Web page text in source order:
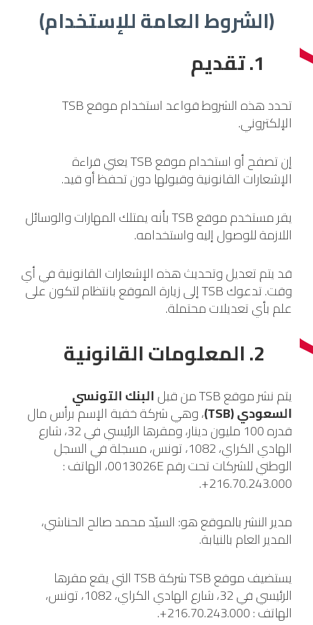
(الشروط العامة للإستخدام)
1. تقديم
تحدد هذه الشروط قواعد استخدام موقع TSB
الإلكتروني.
إن تصفح أو استخدام موقع TSB يعني قراءة
الإشعارات القانونية وقبولها دون تحفظ أو قيد.
يقر مستخدم موقع TSB بأنه يمتلك المهارات والوسائل
اللازمة للوصول إليه واستخدامه.
قد يتم تعديل وتحديث هذه الإشعارات القانونية في أي
وقت. تدعوك TSB إلى زيارة الموقع بانتظام لتكون على
علم بأي تعديلات محتملة.
2. المعلومات القانونية
يتم نشر موقع TSB من قبل البنك التونسي
السعودي (TSB) ، وهي شركة خفية الإسم برأس مال
قدره 100 مليون دينار، ومقرها الرئيسي في 32، شارع
الهادي الكراي، 1082، تونس، مسجلة في السجل
الوطني للشركات تحت رقم 0013026E، الهاتف :
216.70.243.000+.
مدير النشر بالموقع هو: السيّد محمد صالح الحناشي،
المدير العام بالنيابة.
يستضيف موقع TSB شركة TSB التي يقع مقرها
الرئيسي في 32، شارع الهادي الكراي، 1082، تونس،
الهاتف : 216.70.243.000+.